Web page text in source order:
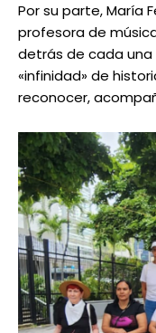
Por su parte, María
profesora de
detrás de cada una
«infinidad» de
reconocer,